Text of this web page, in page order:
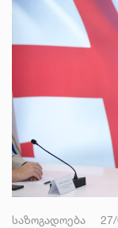
საზოგადოება